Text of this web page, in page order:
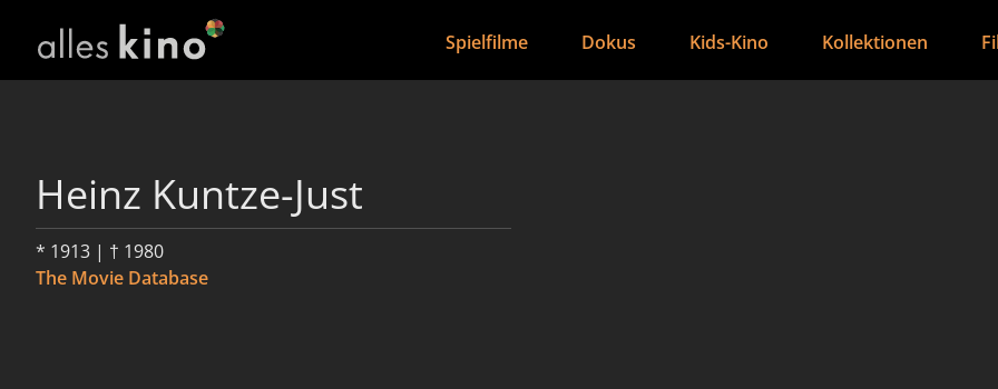
Spielfilme Dokus Kids-Kino Kollektionen
Heinz Kuntze-Just
* 1913 | † 1980
The Movie Database